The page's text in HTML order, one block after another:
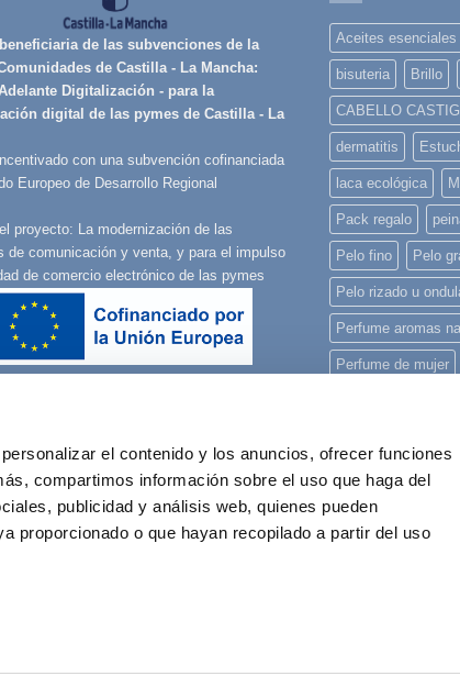
el contenido y los anuncios, ofrecer funciones
compartimos información sobre el uso que haga del
publicidad y análisis web, quienes pueden
proporcionado o que hayan recopilado a partir del uso
de las subvenciones de la
de Castilla - La Mancha:
Digitalización - para la
digital de las pymes de Castilla - La
con una subvención cofinanciada
Europeo de Desarrollo Regional
proyecto: La modernización de las
de comunicación y venta, y para el impulso
de comercio electrónico de las pymes
Aceites esenciales
bisuteria Brillo
CABELLO
dermatitis
laca ecológica
Pack regalo
Pelo fino Pelo
Pelo rizado u
Perfume aromas
Perfume de mujer
reconstruye tu pelo
regalos